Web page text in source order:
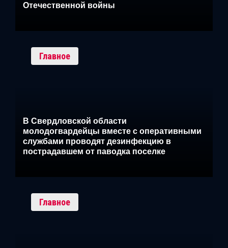
Отечественной войны
Главное
В Свердловской области
молодогвардейцы вместе с оперативными
службами проводят дезинфекцию в
пострадавшем от паводка поселке
Главное